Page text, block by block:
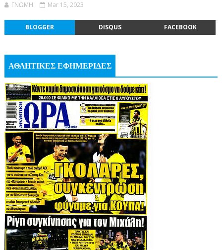
ΓΝΩΜΗ Mar 15, 2023
BLOGGER DISQUS FACEBOOK
ΑΘΛΗΤΙΚΕΣ ΕΦΗΜΕΡΙΔΕΣ